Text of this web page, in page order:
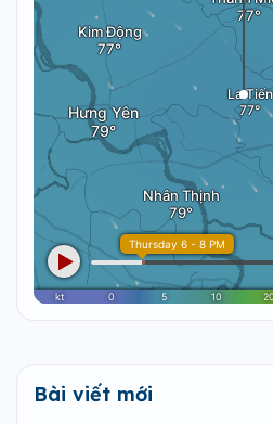
Bài viết mới